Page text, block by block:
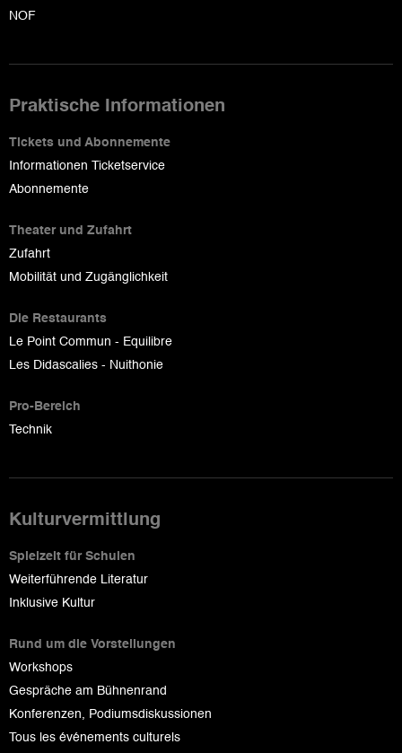
NOF
Praktische Informationen
Tickets und Abonnemente
Informationen Ticketservice
Abonnemente
Theater und Zufahrt
Zufahrt
Mobilität und Zugänglichkeit
Die Restaurants
Le Point Commun - Equilibre
Les Didascalies - Nuithonie
Pro-Bereich
Technik
Kulturvermittlung
Spielzeit für Schulen
Weiterführende Literatur
Inklusive Kultur
Rund um die Vorstellungen
Workshops
Gespräche am Bühnenrand
Konferenzen, Podiumsdiskussionen
Tous les événements culturels